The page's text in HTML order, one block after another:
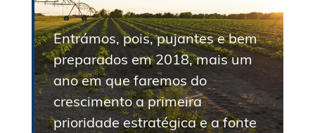
Entrámos, pois, pujantes e bem
preparados em 2018, mais um
ano em que faremos do
crescimento a primeira
prioridade estratégica e a fonte